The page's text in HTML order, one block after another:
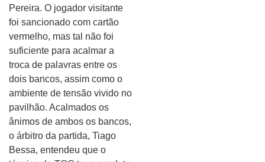
Pereira. O jogador visitante
foi sancionado com cartão
vermelho, mas tal não foi
suficiente para acalmar a
troca de palavras entre os
dois bancos, assim como o
ambiente de tensão vivido no
pavilhão. Acalmados os
ânimos de ambos os bancos,
o árbitro da partida, Tiago
Bessa, entendeu que o